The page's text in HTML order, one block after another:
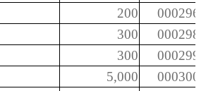
200
000296
300
000298
300
000299
5,000
000300